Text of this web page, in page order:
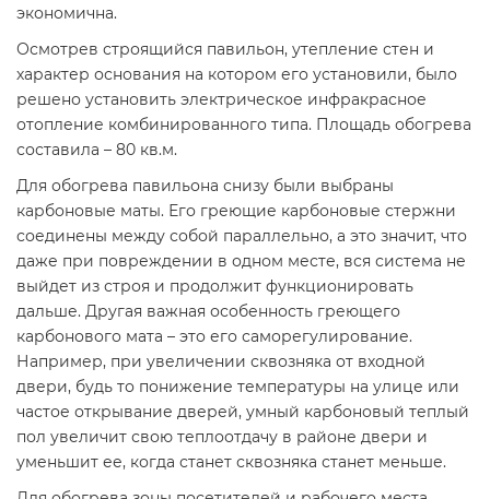
экономична.
Осмотрев строящийся павильон, утепление стен и
характер основания на котором его установили, было
решено установить электрическое инфракрасное
отопление комбинированного типа. Площадь обогрева
составила – 80 кв.м.
Для обогрева павильона снизу были выбраны
карбоновые маты. Его греющие карбоновые стержни
соединены между собой параллельно, а это значит, что
даже при повреждении в одном месте, вся система не
выйдет из строя и продолжит функционировать
дальше. Другая важная особенность греющего
карбонового мата – это его саморегулирование.
Например, при увеличении сквозняка от входной
двери, будь то понижение температуры на улице или
частое открывание дверей, умный карбоновый теплый
пол увеличит свою теплоотдачу в районе двери и
уменьшит ее, когда станет сквозняка станет меньше.